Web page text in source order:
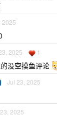
2025
2025 1
没空摸鱼评论
Jul 23, 2025
2025